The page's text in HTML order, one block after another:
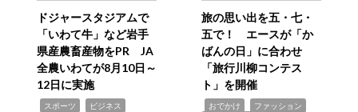
ドジャースタジアムで
「いわて牛」など岩手
県産農畜産物をPR JA
全農いわてが8月10日～
12日に実施
スポーツ ビジネス
旅の思い出を五・七・
五で！ エースが「か
ばんの日」に合わせ
「旅行川柳コンテス
ト」を開催
おでかけ ファッション